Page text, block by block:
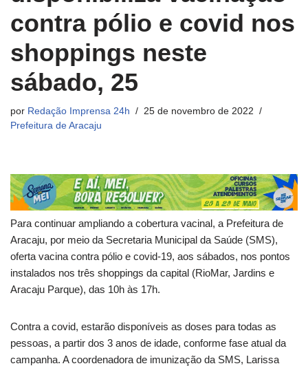
contra pólio e covid nos
shoppings neste
sábado, 25
por Redação Imprensa 24h
25 de novembro de 2022
Prefeitura de Aracaju
Para continuar ampliando a cobertura vacinal, a Prefeitura de
Aracaju, por meio da Secretaria Municipal da Saúde (SMS),
oferta vacina contra pólio e covid-19, aos sábados, nos pontos
instalados nos três shoppings da capital (RioMar, Jardins e
Aracaju Parque), das 10h às 17h.
Contra a covid, estarão disponíveis as doses para todas as
pessoas, a partir dos 3 anos de idade, conforme fase atual da
campanha. A coordenadora de imunização da SMS, Larissa